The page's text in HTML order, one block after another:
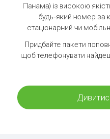
Панама) із високою
будь-який номер
стаціонарний чи
Придбайте пакети
щоб телефонувати